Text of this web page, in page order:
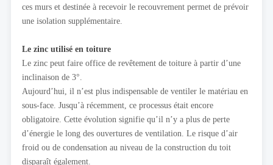
ces murs et destinée à recevoir le recouvrement permet de prévoir
une isolation supplémentaire.
Le zinc utilisé en toiture
Le zinc peut faire office de revêtement de toiture à partir d’une
inclinaison de 3°.
Aujourd’hui, il n’est plus indispensable de ventiler le matériau en
sous-face. Jusqu’à récemment, ce processus était encore
obligatoire. Cette évolution signifie qu’il n’y a plus de perte
d’énergie le long des ouvertures de ventilation. Le risque d’air
froid ou de condensation au niveau de la construction du toit
disparaît également.